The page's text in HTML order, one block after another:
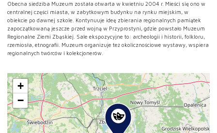
Obecna siedziba Muzeum została otwarta w kwietniu 2004 r. Mieści się ono w
centralnej części miasta, w zabytkowym budynku na rynku miejskim, w
obiekcie po dawnej szkole. Kontynuuje ideę zbierania regionalnych pamiątek
zapoczątkowaną jeszcze przed wojną w Przyprostyni, gdzie powstało Muzeum
Regionalne Ziemi Zbąskiej. Sale ekspozycyjne to: archeologii i historii, folkloru,
rzemiosła, etnografii. Muzeum organizuje też okolicznościowe wystawy, wspiera
regionalnych twórców i kolekcjonerów.
+
−